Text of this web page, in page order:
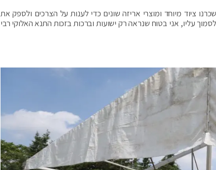
ציוד מיוחד ומוצרי אריזה שונים כדי לענות על הצרכים ולספק את
עליו, אני בטוח שנראה רק ישועות וברכות בזכות התנא האלוקי רבי